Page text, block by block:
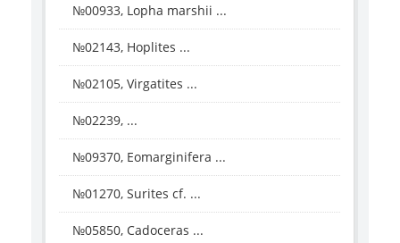
№00933, Lopha marshii ...
№02143, Hoplites ...
№02105, Virgatites ...
№02239, ...
№09370, Eomarginifera ...
№01270, Surites cf. ...
№05850, Cadoceras ...